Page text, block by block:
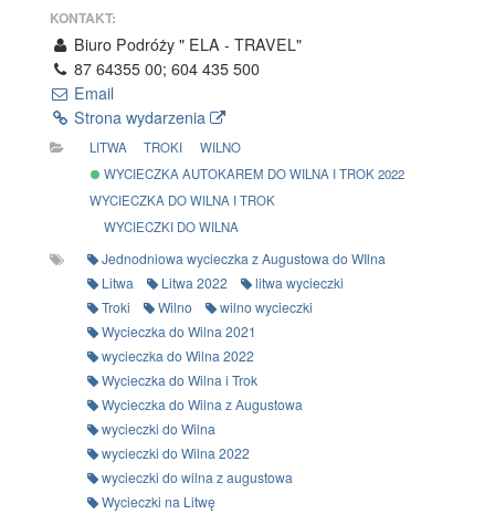
KONTAKT:
Biuro Podróży " ELA - TRAVEL"
87 64355 00; 604 435 500
Email
Strona wydarzenia
LITWA TROKI
WILNO
WYCIECZKA AUTOKAREM DO WILNA I TROK 2022
WYCIECZKA DO WILNA I TROK
WYCIECZKI DO WILNA
Jednodniowa wycieczka z Augustowa do WIlna
Litwa
Litwa 2022
litwa wycieczki
Troki
Wilno
wilno wycieczki
Wycieczka do Wilna 2021
wycieczka do Wilna 2022
Wycieczka do Wilna i Trok
Wycieczka do Wilna z Augustowa
wycieczki do Wilna
wycieczki do Wilna 2022
wycieczki do wilna z augustowa
Wycieczki na Litwę